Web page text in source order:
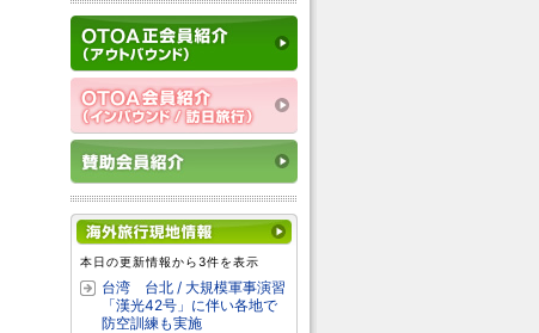
本日の更新情報から3件を表示
台湾 台北 / 大規模軍事演習
「漢光42号」に伴い各地で
防空訓練も実施